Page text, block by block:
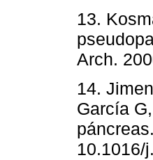
13.
Arch.
14.
García
10.1016/